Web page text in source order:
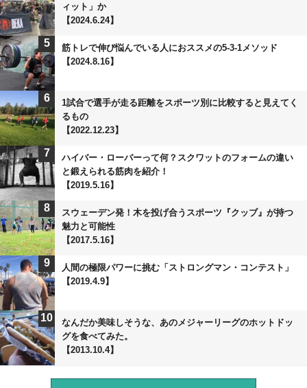
ィット」か
【2024.6.24】
5
筋トレで伸び悩んでいる人におススメの5-3-1メソッド
【2024.8.16】
6
1試合で選手が走る距離をスポーツ別に比較すると見えてく
るもの
【2022.12.23】
7
ハイバー・ローバーって何？スクワットのフォームの違い
と鍛えられる筋肉を紹介！
【2019.5.16】
8
スウェーデン発！木を投げ合うスポーツ『クッブ』が持つ
魅力と可能性
【2017.5.16】
9
人間の極限パワーに挑む「ストロングマン・コンテスト」
【2019.4.9】
10
なんだか美味しそうな、あのメジャーリーグのホットドッ
グを食べてみた。
【2013.10.4】